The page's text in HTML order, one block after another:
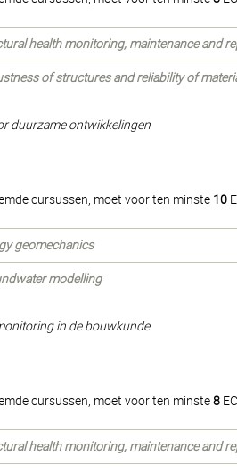
health monitoring, maintenance and
of structures and reliability of
duurzame ontwikkelingen
cursussen, moet voor ten minste 10
geomechanics
modelling
in de bouwkunde
cursussen, moet voor ten minste8
health monitoring, maintenance and